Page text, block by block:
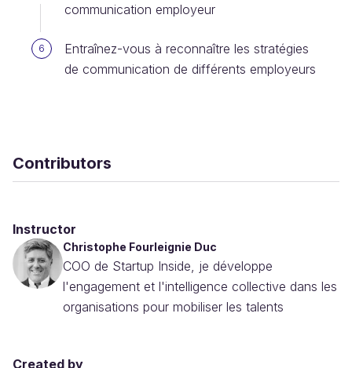
communication employeur
6
Entraînez-vous à reconnaître les stratégies
de communication de différents employeurs
Contributors
Instructor
Christophe Fourleignie Duc
COO de Startup Inside, je développe
l'engagement et l'intelligence collective dans les
organisations pour mobiliser les talents
Created by